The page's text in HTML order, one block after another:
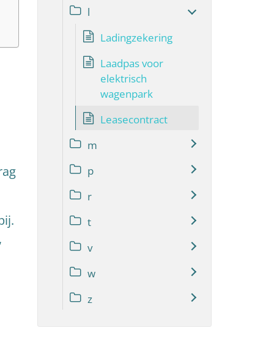
l
Ladingzekering
Laadpas voor
elektrisch
wagenpark
Leasecontract
m
p
r
t
v
w
z